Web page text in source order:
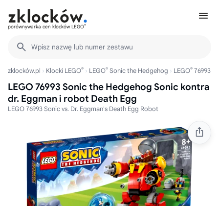
porównywarka cen klocków LEGO®
Wpisz nazwę lub numer zestawu
zklocków.pl Klocki LEGO® LEGO® Sonic the Hedgehog LEGO® 76993
LEGO 76993 Sonic the Hedgehog Sonic kontra
dr. Eggman i robot Death Egg
LEGO 76993 Sonic vs. Dr. Eggman's Death Egg Robot